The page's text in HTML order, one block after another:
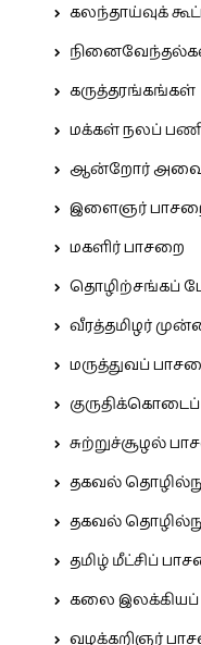
கலந்தாய்வுக்
கருத்தரங்கங்கள்
மக்கள் நலப்
ஆன்றோர்
இளைஞர்
மகளிர் பாசறை
தொழிற்சங்கப்
வீரத்தமிழர்
மருத்துவப்
சுற்றுச்சூழல்
தகவல்
தகவல்
தமிழ் மீட்சிப்
கலை இலக்கியப்
வழக்கறிஞர்